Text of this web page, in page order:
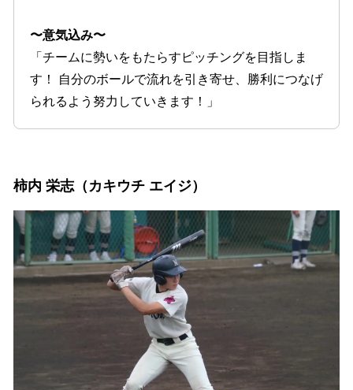
〜意気込み〜
「チームに勢いをもたらすピッチングを目指しま
す！ 自分のボールで流れを引き寄せ、勝利につなげ
られるよう努力していきます！」
柿内 栄志（カキウチ エイジ）